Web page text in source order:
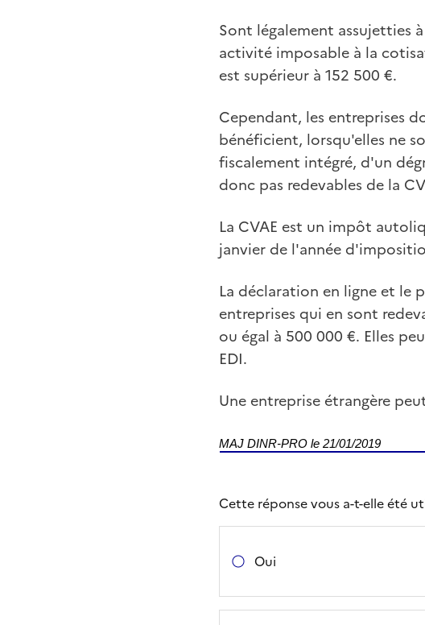
Sont légalement assujetties
activité imposable à la
est supérieur à 152 500 €.
Cependant, les entreprises
bénéficient, lorsqu'elles ne
fiscalement intégré, d'un
donc pas redevables de la
La CVAE est un impôt
janvier de l'année
La déclaration en ligne et le
entreprises qui en sont
ou égal à 500 000 €. Elles
EDI.
Une entreprise étrangère
MAJ DINR-PRO le 21/01/2019
Cette réponse vous a-t-elle été
Oui